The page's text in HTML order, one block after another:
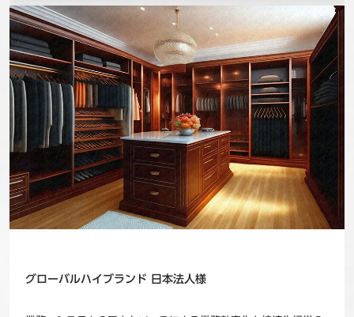
グローバルハイブランド 日本法人様